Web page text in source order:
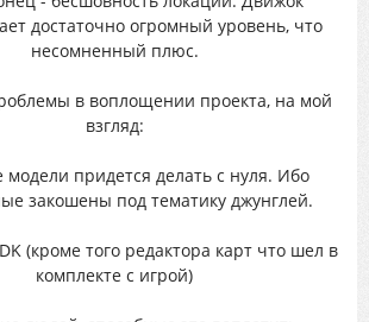
достаточно огромный уровень, что
несомненный плюс.
в воплощении проекта, на мой
взгляд:
модели придется делать с нуля. Ибо
закошены под тематику джунглей.
(кроме того редактора карт что шел в
комплекте с игрой)